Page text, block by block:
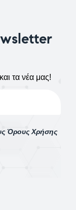
τα νέα μας!
Όρους Χρήσης